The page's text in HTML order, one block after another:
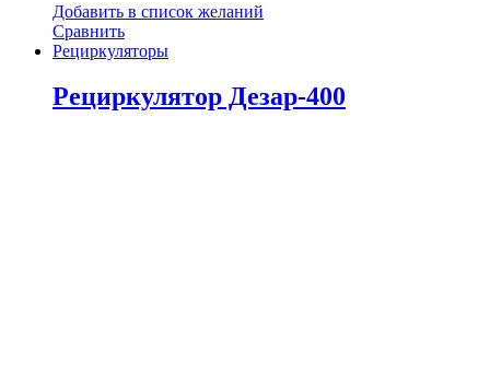
Добавить в список желаний
Сравнить
Рециркуляторы
Рециркулятор Дезар-400